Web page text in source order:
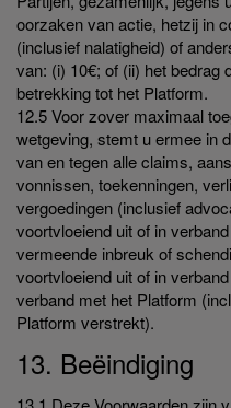
oorzaken van actie, hetzij in
(inclusief nalatigheid) of
van: (i) 10€; of (ii) het bedrag
betrekking tot het Platform.
12.5 Voor zover maximaal
wetgeving, stemt u ermee in
van en tegen alle claims,
vonnissen, toekenningen,
vergoedingen (inclusief
voortvloeiend uit of in
vermeende inbreuk of
voortvloeiend uit of in
verband met het Platform
Platform verstrekt).
13. Beëindiging